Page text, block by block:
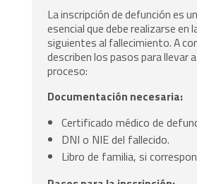
La inscripción de defunción es
esencial que debe realizarse en
siguientes al fallecimiento. A
describen los pasos para llevar
proceso:
Documentación necesaria:
Certificado médico de
DNI o NIE del fallecido.
Libro de familia, si